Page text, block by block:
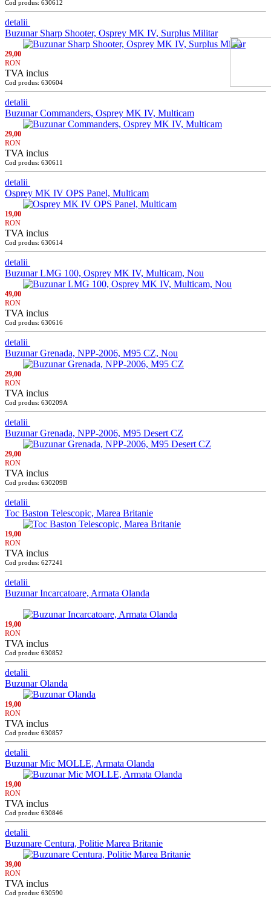
Cod produs: 630612
detalii
Buzunar Sharp Shooter, Osprey MK IV, Surplus Militar
29,00
RON
TVA inclus
Cod produs: 630604
detalii
Buzunar Commanders, Osprey MK IV, Multicam
29,00
RON
TVA inclus
Cod produs: 630611
detalii
Osprey MK IV OPS Panel, Multicam
19,00
RON
TVA inclus
Cod produs: 630614
detalii
Buzunar LMG 100, Osprey MK IV, Multicam, Nou
49,00
RON
TVA inclus
Cod produs: 630616
detalii
Buzunar Grenada, NPP-2006, M95 CZ, Nou
29,00
RON
TVA inclus
Cod produs: 630209A
detalii
Buzunar Grenada, NPP-2006, M95 Desert CZ
29,00
RON
TVA inclus
Cod produs: 630209B
detalii
Toc Baston Telescopic, Marea Britanie
19,00
RON
TVA inclus
Cod produs: 627241
detalii
Buzunar Incarcatoare, Armata Olanda
19,00
RON
TVA inclus
Cod produs: 630852
detalii
Buzunar Olanda
19,00
RON
TVA inclus
Cod produs: 630857
detalii
Buzunar Mic MOLLE, Armata Olanda
19,00
RON
TVA inclus
Cod produs: 630846
detalii
Buzunare Centura, Politie Marea Britanie
39,00
RON
TVA inclus
Cod produs: 630590